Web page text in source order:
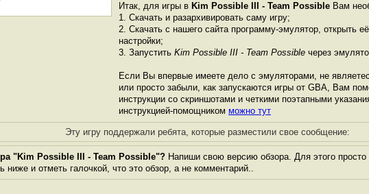
Итак, для игры в Kim Possible III - Team Possible Вам
1. Скачать и разархивировать саму игру;
2. Скачать с нашего сайта программу-эмулятор, открыть
настройки;
3. Запустить Kim Possible III - Team Possible через
Если Вы впервые имеете дело с эмуляторами, не
или просто забыли, как запускаются игры от GBА, Вам
инструкции со скриншотами и четкими поэтапными
инструкцией-помощником можно тут
Эту игру поддержали ребята, которые разместили свое сообщение:
"Kim Possible III - Team Possible"? Напиши свою версию обзора. Для этого просто
ниже и отметь галочкой, что это обзор, а не комментарий..